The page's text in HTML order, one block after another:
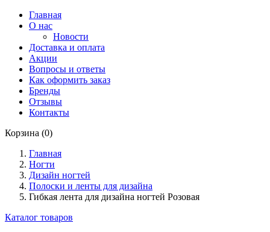
Главная
О нас
Новости
Доставка и оплата
Акции
Вопросы и ответы
Как оформить заказ
Бренды
Отзывы
Контакты
Корзина (0)
Главная
Ногти
Дизайн ногтей
Полоски и ленты для дизайна
Гибкая лента для дизайна ногтей Розовая
Каталог товаров